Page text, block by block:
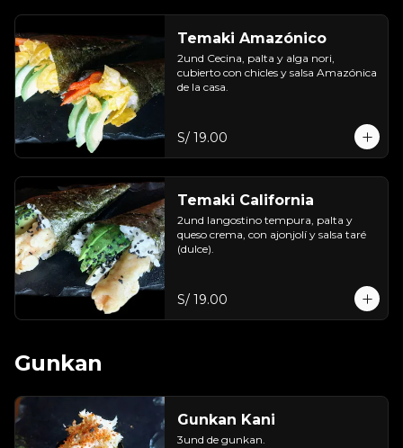
Temaki Amazónico
2und Cecina, palta y alga nori,
cubierto con chicles y salsa Amazónica
de la casa.
S/ 19.00
Temaki California
2und langostino tempura, palta y
queso crema, con ajonjolí y salsa taré
(dulce).
S/ 19.00
Gunkan
Gunkan Kani
3und de gunkan.